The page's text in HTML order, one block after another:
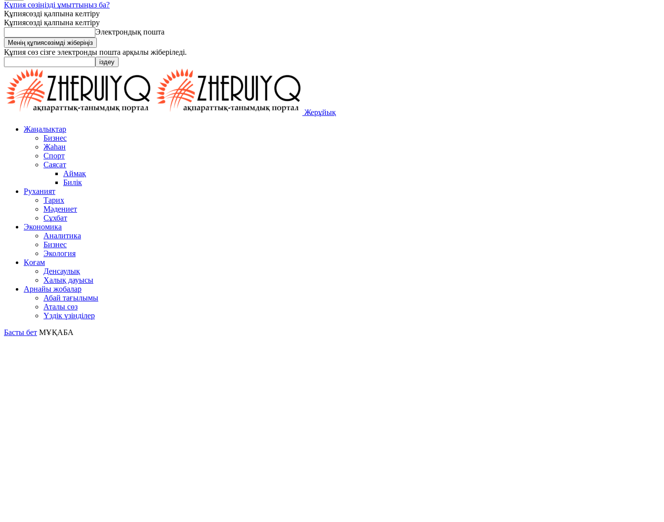
Құпия сөзіңізді ұмыттыңыз ба?
Құпиясөзді қалпына келтіру
Құпиясөзді қалпына келтіру
Электрондық пошта
Құпия сөз сізге электронды пошта арқылы жіберіледі.
Жерұйық
Жаңалықтар
Бизнес
Жаһан
Спорт
Саясат
Аймақ
Билік
Руханият
Тарих
Мәдениет
Сұхбат
Экономика
Аналитика
Бизнес
Экология
Қоғам
Денсаулық
Халық дауысы
Арнайы жобалар
Абай тағылымы
Аталы сөз
Үздік үзінділер
Басты бет МҰҚАБА